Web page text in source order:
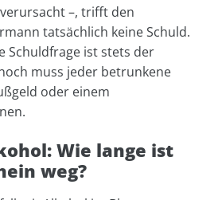
–, trifft den
tatsächlich keine Schuld.
Schuldfrage ist stets der
muss jeder betrunkene
oder einem
Wie lange ist
weg?